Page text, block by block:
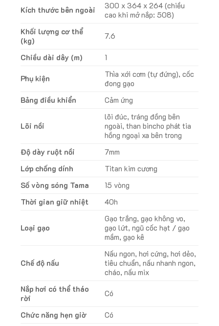
Kích thước bên ngoài
300 x 364 x 264 (chiều
cao khi mở nắp: 508)
Khối lượng cơ thể
(kg)
7.6
Chiều dài dây (m) 1
Phụ kiện
Thìa xới cơm (tự đứng), cốc
đong gạo
Bảng điều khiển
Cảm ứng
Lõi nồi
lõi đúc, tráng đồng bên
ngoài, than bincho phát tia
hồng ngoại xa bên trong
Độ dày ruột nồi
7mm
Lớp chống dính
Titan kim cương
Số vòng sóng Tama
15 vòng
Thời gian giữ nhiệt
40h
Loại gạo
Gạo trắng, gạo không vo,
gạo lứt, ngũ cốc hạt / gạo
mầm, gạo kê
Chế độ nấu
Nấu ngon, hơi cứng, hơi dẻo,
tiêu chuẩn, nấu nhanh ngon,
cháo, nấu mix
Nắp hơi có thể tháo
rời
Có
Chức năng hẹn giờ
Có